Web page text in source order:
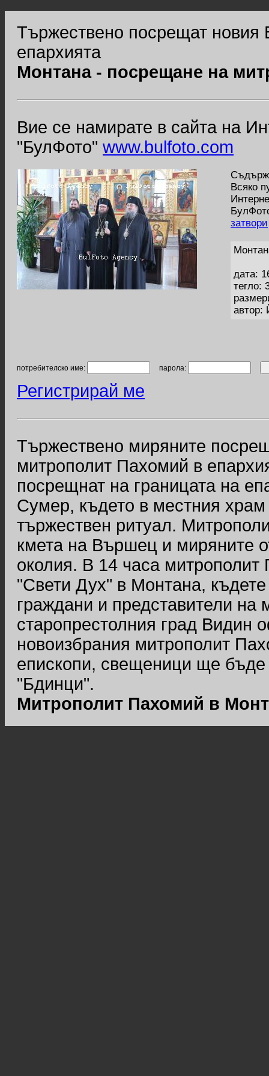
Тържествено посрещат новия
епархията
Монтана - посрещане на
Вие се намирате в сайта на
"БулФото" www.bulfoto.com
Всяко
затвори
дата:
тегло:
автор:
потребителско име: парола:
Регистрирай ме
Тържествено миряните
митрополит Пахомий в
посрещнат на границата на
Сумер, където в местния
тържествен ритуал.
кмета на Вършец и миряните
околия. В 14 часа
"Свети Дух" в Монтана,
граждани и представители на
старопрестолния град Видин
новоизбрания митрополит
епископи, свещеници ще
"Бдинци".
Митрополит Пахомий в